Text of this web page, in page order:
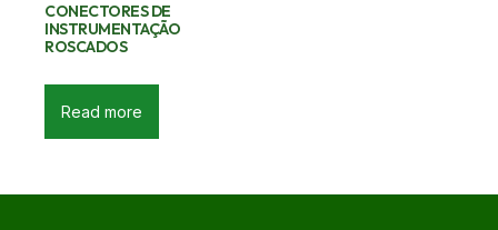
CONECTORES DE
INSTRUMENTAÇÃO
ROSCADOS
Read more